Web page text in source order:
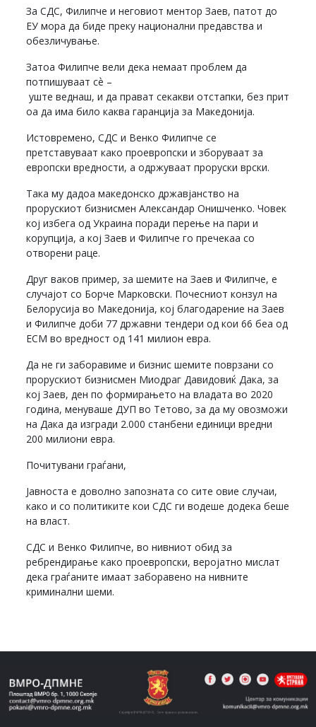
За СДС, Филипче и неговиот ментор Заев, патот до
ЕУ мора да биде преку национални предавства и
обезличување.
Затоа Филипче вели дека немаат проблем да
потпишуваат сѐ –
уште веднаш, и да прават секакви отстапки, без прит
оа да има било каква гаранција за Македонија.
Истовремено, СДС и Венко Филипче се
претставуваат како проевропски и зборуваат за
европски вредности, а одржуваат проруски врски.
Така му дадоа македонско државјанство на
прорускиот бизнисмен Александар Онишченко. Човек
кој избега од Украина поради перење на пари и
корупција, а кој Заев и Филипче го пречекаа со
отворени раце.
Друг ваков пример, за шемите на Заев и Филипче, е
случајот со Борче Марковски. Почесниот конзул на
Белорусија во Македонија, кој благодарение на Заев
и Филипче доби 77 државни тендери од кои 66 беа од
ЕСМ во вредност од 141 милион евра.
Да не ги заборавиме и бизнис шемите поврзани со
прорускиот бизнисмен Миодраг Давидовиќ Дака, за
кој Заев, ден по формирањето на владата во 2020
година, менуваше ДУП во Тетово, за да му овозможи
на Дака да изгради 2.000 станбени единици вредни
200 милиони евра.
Почитувани граѓани,
Јавноста е доволно запозната со сите овие случаи,
како и со политиките кои СДС ги водеше додека беше
на власт.
СДС и Венко Филипче, во нивниот обид за
ребрендирање како проевропски, веројатно мислат
дека граѓаните имаат заборавено на нивните
криминални шеми.